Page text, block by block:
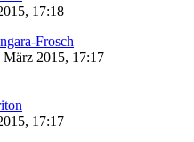
17:18
Frosch
März 2015, 17:17
17:17